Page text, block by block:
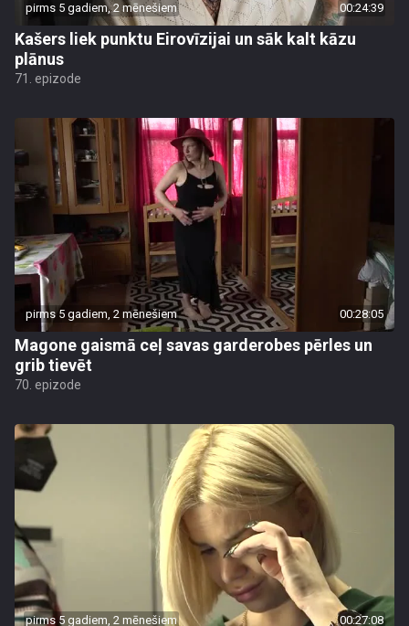
pirms 5 gadiem, 2 mēnešiem 00:24:39
Kašers liek punktu Eirovīzijai un sāk kalt kāzu
plānus
71. epizode
pirms 5 gadiem, 2 mēnešiem 00:28:05
Magone gaismā ceļ savas garderobes pērles un
grib tievēt
70. epizode
pirms 5 gadiem, 2 mēnešiem 00:27:08